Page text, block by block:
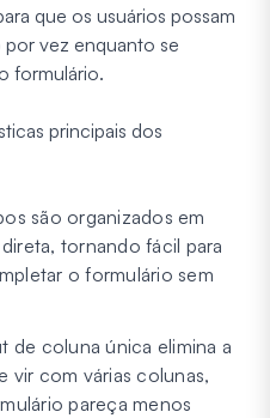
que os usuários possam
vez enquanto se
formulário.
principais dos
são organizados em
tornando fácil para
o formulário sem
de coluna única elimina a
vir com várias colunas,
pareça menos